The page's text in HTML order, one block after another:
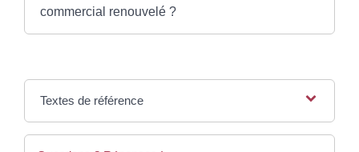
commercial renouvelé ?
Textes de référence